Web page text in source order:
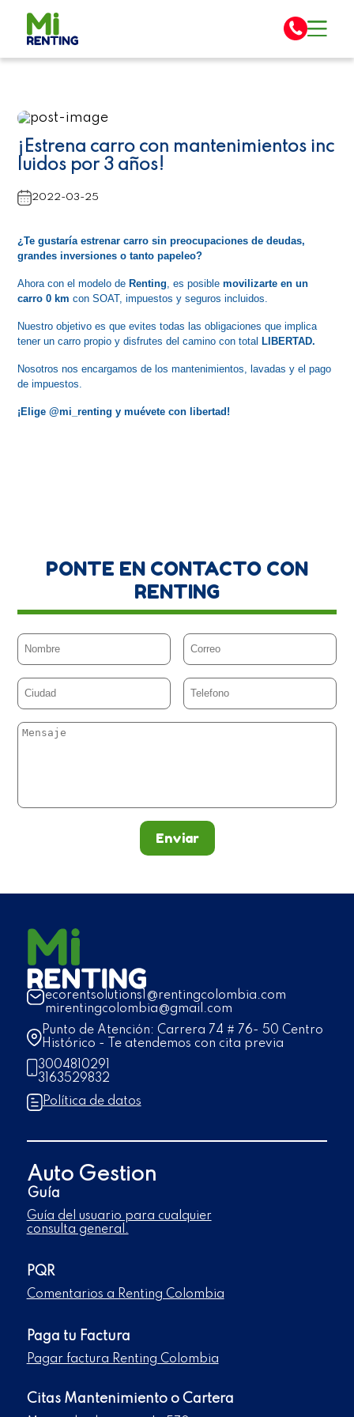
¡Estrena carro con mantenimientos inc
luidos por 3 años!
2022-03-25
¿Te gustaría estrenar carro sin preocupaciones de deudas,
grandes inversiones o tanto papeleo?
Ahora con el modelo de Renting, es posible movilizarte en un
carro 0 km con SOAT, impuestos y seguros incluidos.
Nuestro objetivo es que evites todas las obligaciones que implica
tener un carro propio y disfrutes del camino con total LIBERTAD.
Nosotros nos encargamos de los mantenimientos, lavadas y el pago
de impuestos.
¡Elige @mi_renting y muévete con libertad!
PONTE EN CONTACTO CON
RENTING
Enviar
ecorentsolutions1@rentingcolombia.com
mirentingcolombia@gmail.com
Punto de Atención: Carrera 74 # 76- 50 Centro
Histórico - Te atendemos con cita previa
3004810291
3163529832
Política de datos
Auto Gestion
Guía
Guía del usuario para cualquier
consulta general.
PQR
Comentarios a Renting Colombia
Paga tu Factura
Pagar factura Renting Colombia
Citas Mantenimiento o Cartera